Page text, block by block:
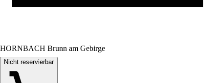
HORNBACH Brunn am Gebirge
Nicht reservierbar